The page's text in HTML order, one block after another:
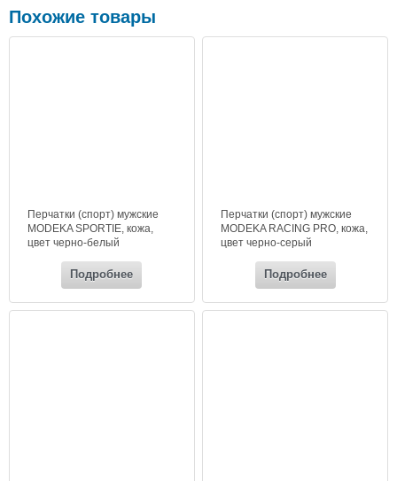
Похожие товары
Перчатки (спорт) мужские
MODEKA SPORTIE, кожа,
цвет черно-белый
Подробнее
Перчатки (спорт) мужские
MODEKA RACING PRO, кожа,
цвет черно-серый
Подробнее